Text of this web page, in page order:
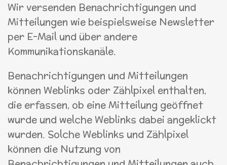
Wir versenden Benachrichtigungen und
Mitteilungen wie beispielsweise Newsletter
per E-Mail und über andere
Kommunikationskanäle.
Benachrichtigungen und Mitteilungen
können Weblinks oder Zählpixel enthalten,
die erfassen, ob eine Mitteilung geöffnet
wurde und welche Weblinks dabei angeklickt
wurden. Solche Weblinks und Zählpixel
können die Nutzung von